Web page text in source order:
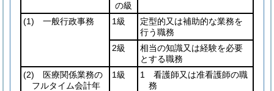
の級
(1) 一般行政事務 1級
定型的又は補助的な業務を
行う職務
2級
相当の知識又は経験を必要
とする職務
(2) 医療関係業務の
フルタイム会計年
1級
1 看護師又は准看護師の職
務